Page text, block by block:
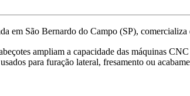
em São Bernardo do Campo (SP), comercializa
ampliam a capacidade das máquinas CNC
para furação lateral, fresamento ou